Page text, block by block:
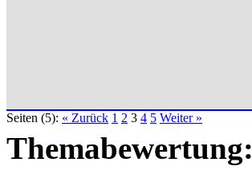
Seiten (5): « Zurück 1 2 3 4 5 Weiter »
Themabewertung: